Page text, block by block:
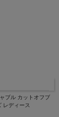
ブル カットオフブ
レディース